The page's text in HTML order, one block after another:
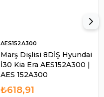
Marş Dişlisi 8DİŞ Hyundai
İ30 Kia Era AES152A300 |
AES 152A300
AES152A300
₺618,91